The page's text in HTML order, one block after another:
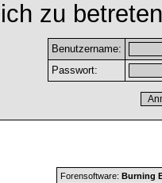
zu
Benutzername:
Passwort:
Forensoftware: Burning